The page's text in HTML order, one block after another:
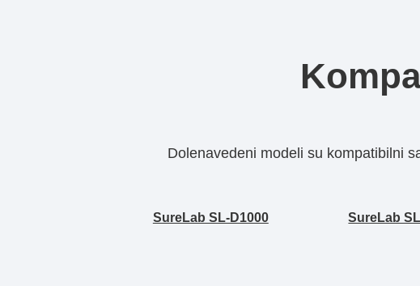
Dolenavedeni modeli su kompatibilni
SureLab SL-D1000 SureLab